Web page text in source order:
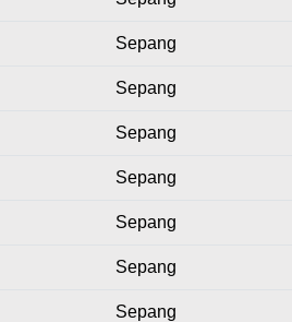
Sepang
Sepang
Sepang
Sepang
Sepang
Sepang
Sepang